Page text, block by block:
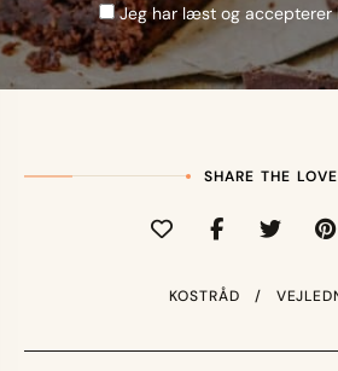
Jeg har læst og accepterer
SHARE THE LOVE
KOSTRÅD